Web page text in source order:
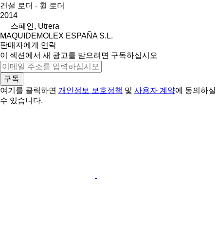
건설 로더 - 휠 로더
2014
스페인, Utrera
MAQUIDEMOLEX ESPAÑA S.L.
판매자에게 연락
이 섹션에서 새 광고를 받으려면 구독하십시오
구독
여기를 클릭하면 개인정보 보호정책 및 사용자 계약에 동의하실
수 있습니다.